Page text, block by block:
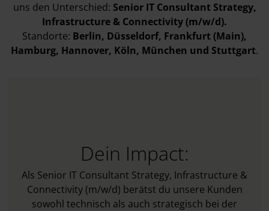
uns den Unterschied: Senior IT Consultant Strategy,
Infrastructure & Connectivity (m/w/d).
Standorte: Berlin, Düsseldorf, Frankfurt (Main),
Hamburg, Hannover, Köln, München und Stuttgart.
Dein Impact:
Als Senior IT Consultant Strategy, Infrastructure &
Connectivity (m/w/d) berätst du unsere Kunden
sowohl technisch als auch strategisch bei der